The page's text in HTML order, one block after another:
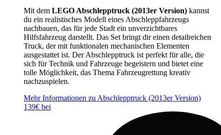
Mit dem LEGO Abschlepptruck (2013er Version) kannst
du ein realistisches Modell eines Abschleppfahrzeugs
nachbauen, das für jede Stadt ein unverzichtbares
Hilfsfahrzeug darstellt. Das Set bringt dir einen detailreichen
Truck, der mit funktionalen mechanischen Elementen
ausgestattet ist. Der Abschlepptruck ist perfekt für alle, die
sich für Technik und Fahrzeuge begeistern und bietet eine
tolle Möglichkeit, das Thema Fahrzeugrettung kreativ
nachzuspielen.
Mehr Informationen zu Abschlepptruck (2013er Version)
139€ bei